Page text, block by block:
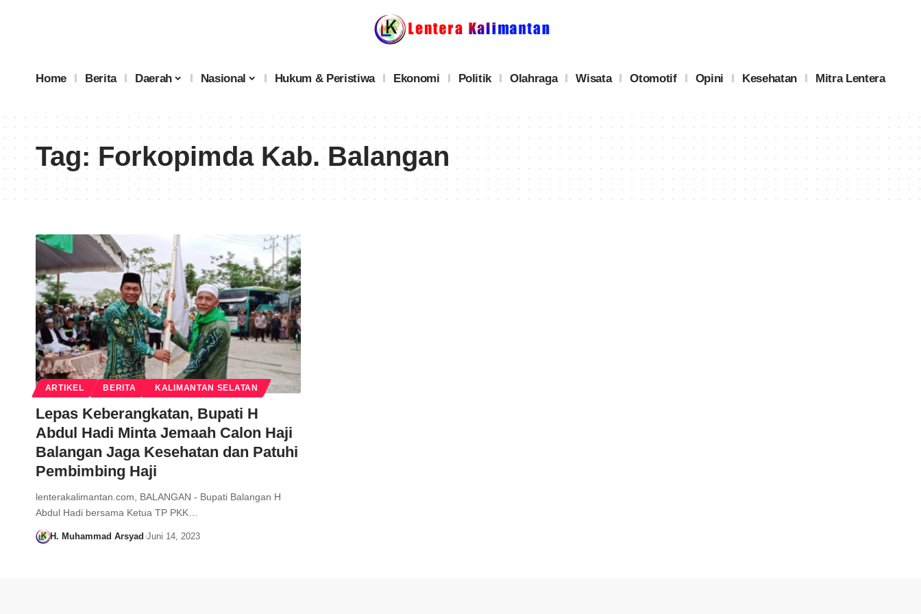
Home Berita Daerah Nasional Hukum & Peristiwa Ekonomi Politik Olahraga Wisata Otomotif Opini Kesehatan Mitra Lentera
Tag:Forkopimda Kab. Balangan
ARTIKEL BERITA KALIMANTAN SELATAN
Lepas Keberangkatan, Bupati H
Abdul Hadi Minta Jemaah Calon Haji
Balangan Jaga Kesehatan dan Patuhi
Pembimbing Haji
lenterakalimantan.com, BALANGAN - Bupati Balangan H
Abdul Hadi bersama Ketua TP PKK…
H. Muhammad Arsyad Juni 14, 2023